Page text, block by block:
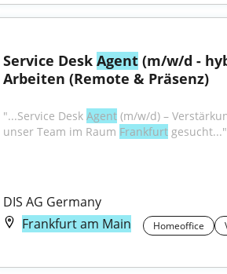
Service Desk Agent (m/w/d -
Arbeiten (Remote & Präsenz)
"...Service Desk Agent (m/w/d) –
unser Team im Raum Frankfurt gesucht..."
DIS AG Germany
Frankfurt am Main
Homeoffice